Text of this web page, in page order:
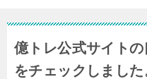
億トレ公式サイト
をチェックしました